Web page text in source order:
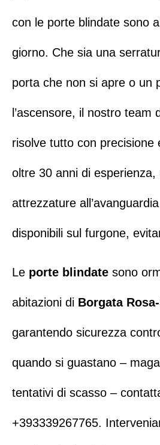
con le porte blindate sono
giorno. Che sia una
porta che non si apre o un
l’ascensore, il nostro team
risolve tutto con precisione
oltre 30 anni di esperienza,
attrezzature
disponibili sul furgone,
Le porte blindate sono
abitazioni di Borgata
garantendo sicurezza
quando si guastano –
tentativi di scasso –
+393339267765.